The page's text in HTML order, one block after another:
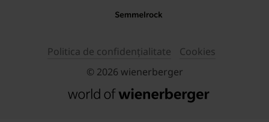
Politica de confidențialitate
Cookies
© 2026 wienerberger